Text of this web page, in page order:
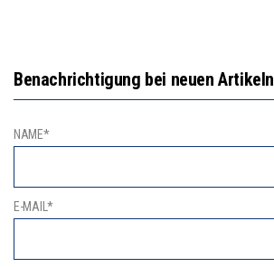
Benachrichtigung bei neuen Artikeln
NAME*
E-MAIL*